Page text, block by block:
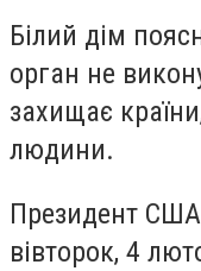
Білий дім
орган не
захищає
людини.
Президент
вівторок, 4